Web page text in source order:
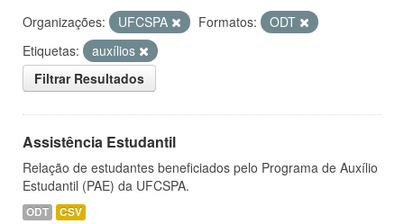
Organizações: UFCSPA Formatos:
ODT
Etiquetas:
auxílios
Filtrar Resultados
Assistência Estudantil
Relação de estudantes beneficiados pelo Programa de Auxílio
Estudantil (PAE) da UFCSPA.
ODT CSV